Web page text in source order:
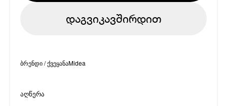
დაგვიკავშირდით
ბრენდი / ქვეყანაMidea
აღწერა